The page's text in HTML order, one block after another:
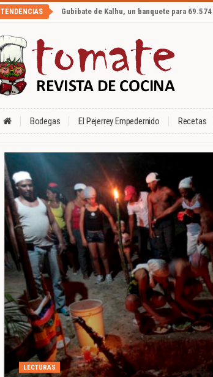
TENDENCIAS Gubibate de Kalhu, un banquete para
Bodegas El Pejerrey Empedernido Recetas
LECTURAS